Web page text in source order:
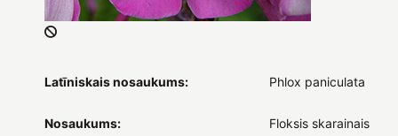
Latīniskais nosaukums: Phlox paniculata
Nosaukums: Floksis skarainais